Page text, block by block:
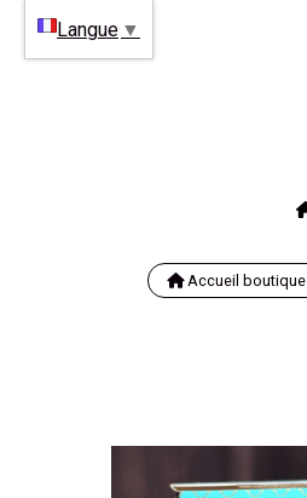
Accueil boutique
Langue ▼